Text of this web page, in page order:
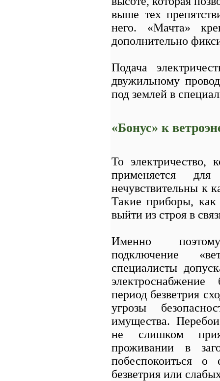
выше тех
него. «Мачта»
дополнительно
Подача
двужильному
под землей в
«Бонус» к
То электричество,
применяется
нечувствительны к
Такие приборы,
выйти из строя в
Именно поэтому
подключение
специалисты
период безветрия
угрозы
имущества.
не слишком
проживании в
побеспокоиться о
безветрия или